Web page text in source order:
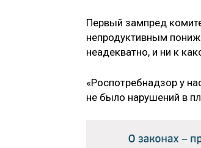
Первый зампред
непродуктивным
неадекватно, и ни к
«Роспотребнадзор у
не было нарушений в